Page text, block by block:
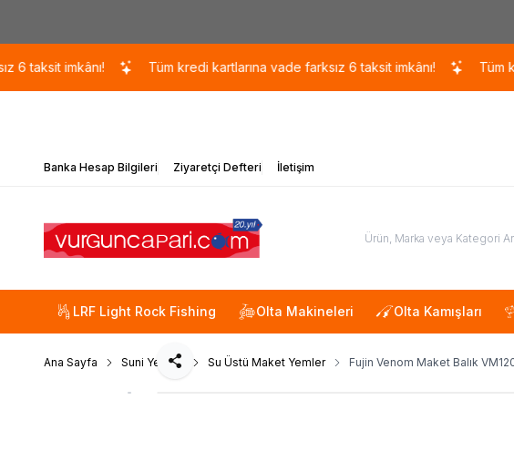
imkânı! Tüm kredi kartlarına vade farksız 6 taksit imkânı! Tüm kredi
Banka Hesap Bilgileri Ziyaretçi Defteri İletişim
LRF Light Rock Fishing Olta Makineleri Olta Kamışları
Ana Sayfa Suni Yemler Su Üstü Maket Yemler Fujin Venom Maket Balık
Paylaş